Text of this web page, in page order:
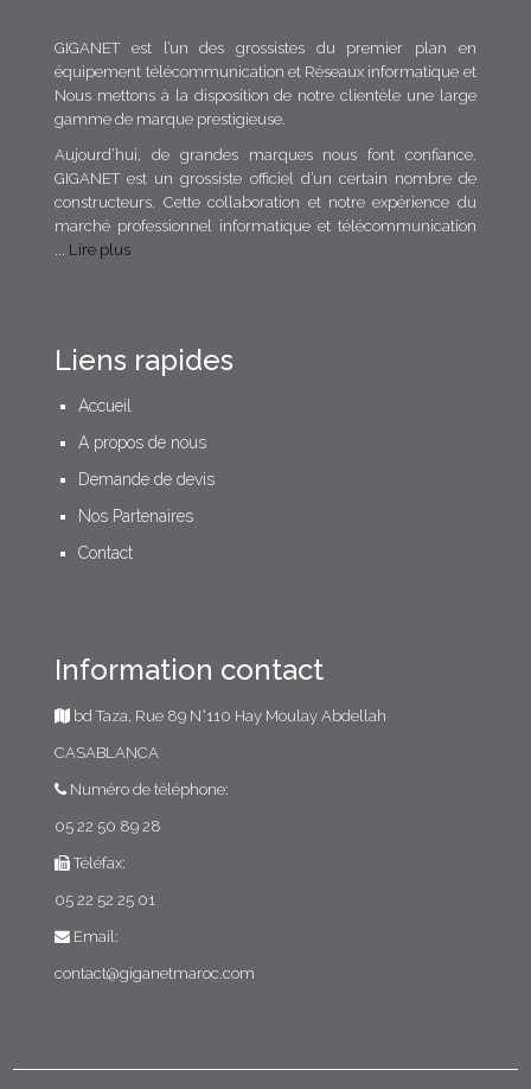
GIGANET est l’un des grossistes du premier plan en
équipement télécommunication et Réseaux informatique et
Nous mettons à la disposition de notre clientèle une large
gamme de marque prestigieuse.
Aujourd’hui, de grandes marques nous font confiance.
GIGANET est un grossiste officiel d’un certain nombre de
constructeurs. Cette collaboration et notre expérience du
marché professionnel informatique et télécommunication
Lire plus
Liens rapides
Accueil
A propos de nous
Demande de devis
Nos Partenaires
Contact
Information contact
bd Taza, Rue 89 N°110 Hay Moulay Abdellah
CASABLANCA
Numéro de téléphone:
05 22 50 89 28
Téléfax:
05 22 52 25 01
Email:
contact@giganetmaroc.com